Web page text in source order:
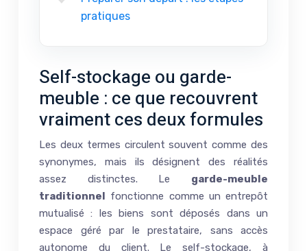
pratiques
Self-stockage ou garde-
meuble : ce que recouvrent
vraiment ces deux formules
Les deux termes circulent souvent comme des
synonymes, mais ils désignent des réalités
assez distinctes. Le garde-meuble
traditionnel fonctionne comme un entrepôt
mutualisé : les biens sont déposés dans un
espace géré par le prestataire, sans accès
autonome du client. Le self-stockage, à